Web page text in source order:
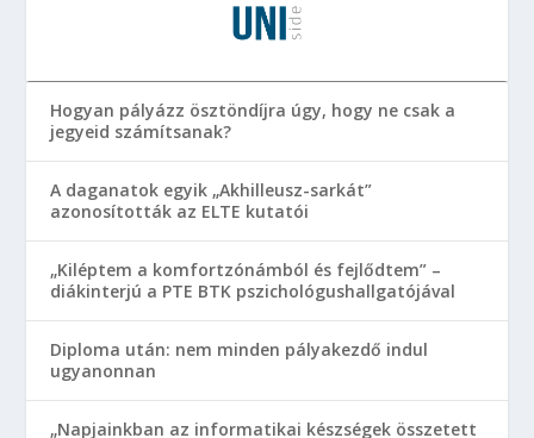
Hogyan pályázz ösztöndíjra úgy, hogy ne csak a
jegyeid számítsanak?
A daganatok egyik „Akhilleusz-sarkát”
azonosították az ELTE kutatói
„Kiléptem a komfortzónámból és fejlődtem” –
diákinterjú a PTE BTK pszichológushallgatójával
Diploma után: nem minden pályakezdő indul
ugyanonnan
„Napjainkban az informatikai készségek összetett